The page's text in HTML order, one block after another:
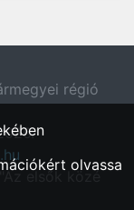
régió
elsők közé
olvassa